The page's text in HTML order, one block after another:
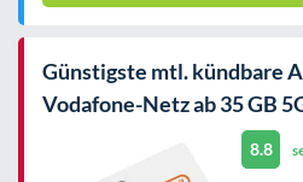
Günstigste mtl. kündbare
Vodafone-Netz ab 35 GB
8.8